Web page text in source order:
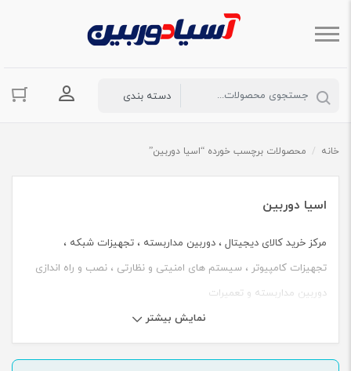
ورود به
خانه / محصولات برچسب خورده “اسیا دوربین”
اسیا دوربین
مرکز خرید کالای دیجیتال ، دوربین مداربسته ، تجهیزات شبکه ،
تجهیزات کامپیوتر ، سیستم های امنیتی و نظارتی ، نصب و راه اندازی
دوربین مداربسته و تعمیرات
آسیا دوربین ، فروشگاه اینترنتی آسیا دوربین ، مرکز خرید دوربین
مداربسته ، دوربین مداربسته داهوا ، کالای دیجیتال ، تجهیزات شبکه ،
نمایش بیشتر